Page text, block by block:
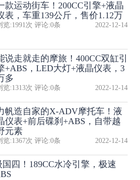
款运动街车！200CC引擎+液晶
表，车重139公斤，售价1.12万
览:1991次 评论:0条 2022-12-14
说走就走的摩旅！400CC双缸引
+ABS，LED大灯+液晶仪表，3
多
览:1313次 评论:0条 2022-12-14
帆造自家的X-ADV摩托车！液
仪表+前后碟刹+ABS，自带越
元素
览:1367次 评论:0条 2022-12-14
四！189CC水冷引擎，极速